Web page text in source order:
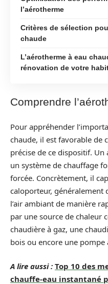
l’aérotherme
Critères de sélection
chaude
L’aérotherme à eau
rénovation de votre
Comprendre
Pour appréhender
chaude, il est favorable de
précise de ce dispositif.
un système de chauffage
forcée. Concrètement, il
caloporteur, généralement
l’air ambiant de manière
par une source de chaleur
chaudière à gaz, une
bois ou encore une pompe
A lire aussi : Top 10 des
chauffe-eau instantané